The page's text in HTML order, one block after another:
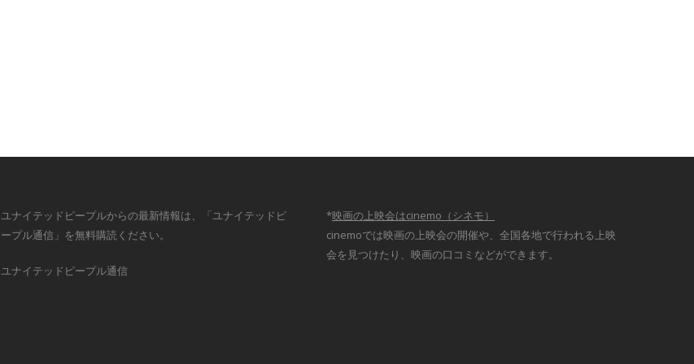
ユナイテッドピープルからの最新情報は、「ユナイテッドピ
ープル通信」を無料購読ください。
ユナイテッドピープル通信
*映画の上映会はcinemo（シネモ）
cinemoでは映画の上映会の開催や、全国各地で行われる上映
会を見つけたり、映画の口コミなどができます。